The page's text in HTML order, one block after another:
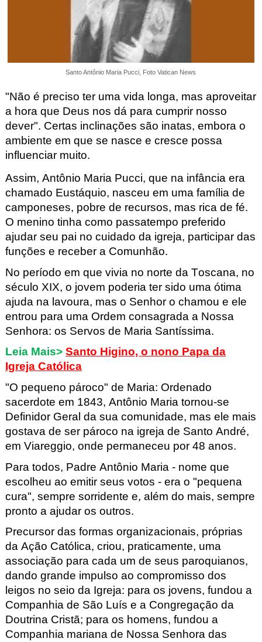
Santo Antônio Maria Pucci, Foto Vatican News
"Não é preciso ter uma vida longa, mas aproveitar
a hora que Deus nos dá para cumprir nosso
dever". Certas inclinações são inatas, embora o
ambiente em que se nasce e cresce possa
influenciar muito.
Assim, Antônio Maria Pucci, que na infância era
chamado Eustáquio, nasceu em uma família de
camponeses, pobre de recursos, mas rica de fé.
O menino tinha como passatempo preferido
ajudar seu pai no cuidado da igreja, participar das
funções e receber a Comunhão.
No período em que vivia no norte da Toscana, no
século XIX, o jovem poderia ter sido uma ótima
ajuda na lavoura, mas o Senhor o chamou e ele
entrou para uma Ordem consagrada a Nossa
Senhora: os Servos de Maria Santíssima.
Leia Mais> Santo Higino, o nono Papa da
Igreja Católica
"O pequeno pároco" de Maria: Ordenado
sacerdote em 1843, Antônio Maria tornou-se
Definidor Geral da sua comunidade, mas ele mais
gostava de ser pároco na igreja de Santo André,
em Viareggio, onde permaneceu por 48 anos.
Para todos, Padre Antônio Maria - nome que
escolheu ao emitir seus votos - era o "pequena
cura", sempre sorridente e, além do mais, sempre
pronto a ajudar os outros.
Precursor das formas organizacionais, próprias
da Ação Católica, criou, praticamente, uma
associação para cada um de seus paroquianos,
dando grande impulso ao compromisso dos
leigos no seio da Igreja: para os jovens, fundou a
Companhia de São Luís e a Congregação da
Doutrina Cristã; para os homens, fundou a
Companhia mariana de Nossa Senhora das